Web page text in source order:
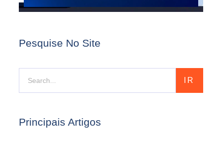
Pesquise No Site
IR
Principais Artigos